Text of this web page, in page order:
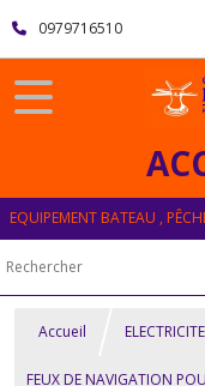
0979716510
Accueil ELECTRICITE
FEUX DE NAVIGATION